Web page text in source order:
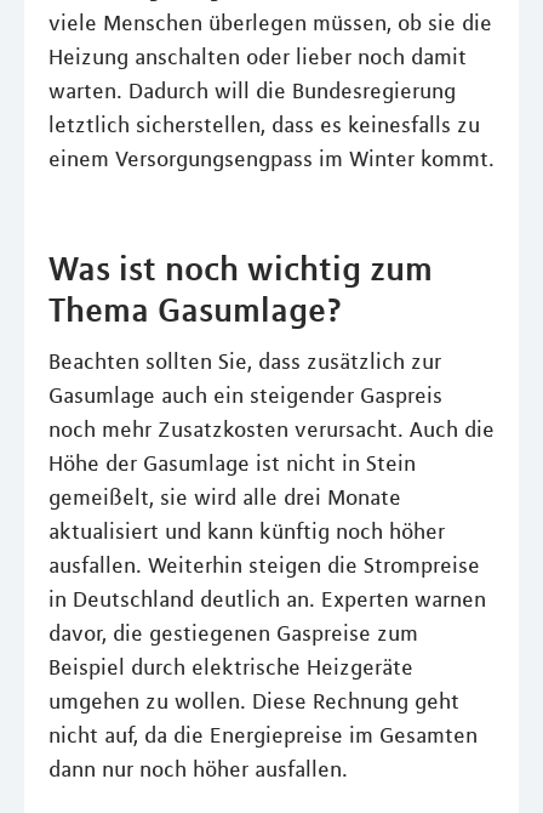
viele Menschen überlegen müssen, ob sie die
Heizung anschalten oder lieber noch damit
warten. Dadurch will die Bundesregierung
letztlich sicherstellen, dass es keinesfalls zu
einem Versorgungsengpass im Winter kommt.
Was ist noch wichtig zum
Thema Gasumlage?
Beachten sollten Sie, dass zusätzlich zur
Gasumlage auch ein steigender Gaspreis
noch mehr Zusatzkosten verursacht. Auch die
Höhe der Gasumlage ist nicht in Stein
gemeißelt, sie wird alle drei Monate
aktualisiert und kann künftig noch höher
ausfallen. Weiterhin steigen die Strompreise
in Deutschland deutlich an. Experten warnen
davor, die gestiegenen Gaspreise zum
Beispiel durch elektrische Heizgeräte
umgehen zu wollen. Diese Rechnung geht
nicht auf, da die Energiepreise im Gesamten
dann nur noch höher ausfallen.